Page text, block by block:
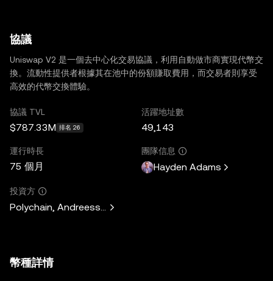
協議
Uniswap V2 是一個去中心化交易協議，利用自動做市商實現代幣交
換。流動性提供者根據其在池中的份額賺取費用，而交易者則享受
高效的代幣交換體驗。
協議 TVL
$787.33M 排名 26
活躍地址數
49,143
運行時長
75 個月
團隊信息
Hayden Adams
投資方
Polychain, Andreessen Horowitz, Paradigm, Variant Fund,
幣種詳情